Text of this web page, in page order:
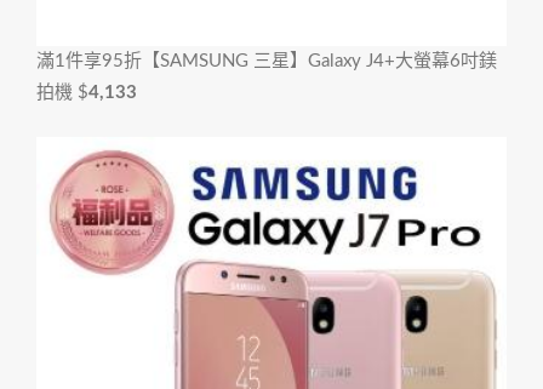
滿1件享95折 【SAMSUNG 三星】Galaxy J4+大螢幕6吋鎂
拍機 $4,133